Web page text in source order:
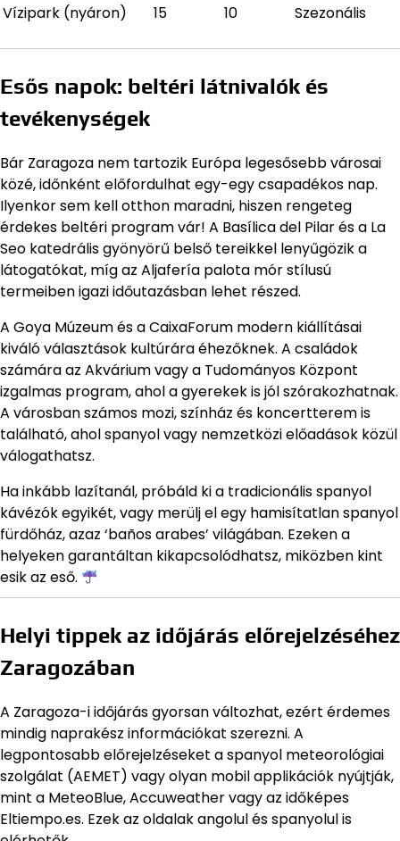
Vízipark (nyáron)
15 10 Szezonális
Esős napok: beltéri látnivalók és
tevékenységek
Bár Zaragoza nem tartozik Európa legesősebb városai
közé, időnként előfordulhat egy-egy csapadékos nap.
Ilyenkor sem kell otthon maradni, hiszen rengeteg
érdekes beltéri program vár! A Basílica del Pilar és a La
Seo katedrális gyönyörű belső tereikkel lenyűgözik a
látogatókat, míg az Aljafería palota mór stílusú
termeiben igazi időutazásban lehet részed.
A Goya Múzeum és a CaixaForum modern kiállításai
kiváló választások kultúrára éhezőknek. A családok
számára az Akvárium vagy a Tudományos Központ
izgalmas program, ahol a gyerekek is jól szórakozhatnak.
A városban számos mozi, színház és koncertterem is
található, ahol spanyol vagy nemzetközi előadások közül
válogathatsz.
Ha inkább lazítanál, próbáld ki a tradicionális spanyol
kávézók egyikét, vagy merülj el egy hamisítatlan spanyol
fürdőház, azaz ‘baños arabes’ világában. Ezeken a
helyeken garantáltan kikapcsolódhatsz, miközben kint
esik az eső.
Helyi tippek az időjárás előrejelzéséhez
Zaragozában
A Zaragoza-i időjárás gyorsan változhat, ezért érdemes
mindig naprakész információkat szerezni. A
legpontosabb előrejelzéseket a spanyol meteorológiai
szolgálat (AEMET) vagy olyan mobil applikációk nyújtják,
mint a MeteoBlue, Accuweather vagy az időképes
Eltiempo.es. Ezek az oldalak angolul és spanyolul is